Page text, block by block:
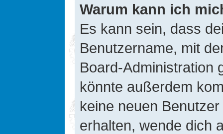
Warum kann ich
Es kann sein, dass
Benutzername, mit
Board-Administration
könnte außerdem
keine neuen
erhalten, wende dich